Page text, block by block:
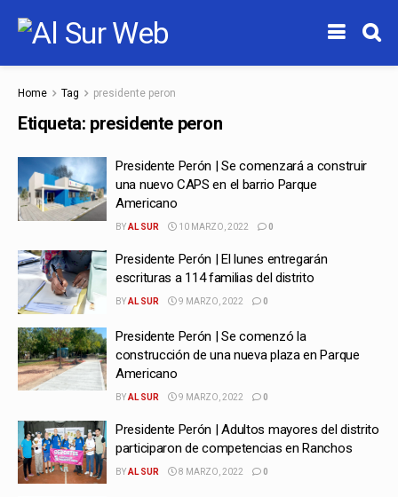
Home Tag presidente peron
Etiqueta: presidente peron
Presidente Perón | Se comenzará a construir
una nuevo CAPS en el barrio Parque
Americano
BYAL SUR 10 MARZO, 2022 0
Presidente Perón | El lunes entregarán
escrituras a 114 familias del distrito
BYAL SUR 9 MARZO, 2022 0
Presidente Perón | Se comenzó la
construcción de una nueva plaza en Parque
Americano
BYAL SUR 9 MARZO, 2022 0
Presidente Perón | Adultos mayores del distrito
participaron de competencias en Ranchos
BYAL SUR 8 MARZO, 2022 0